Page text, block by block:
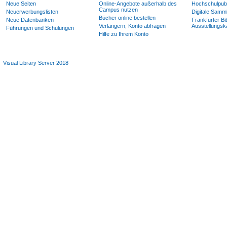
Neue Seiten
Neuerwerbungslisten
Neue Datenbanken
Führungen und Schulungen
Online-Angebote außerhalb des
Campus nutzen
Bücher online bestellen
Verlängern, Konto abfragen
Hilfe zu Ihrem Konto
Digitale
Frankfurter
Visual Library Server 2018